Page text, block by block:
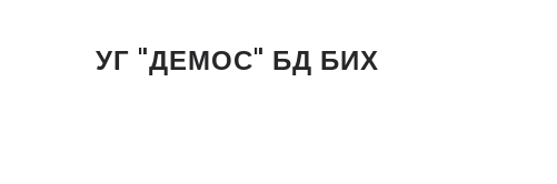
УГ "ДЕМОС" БД БИХ